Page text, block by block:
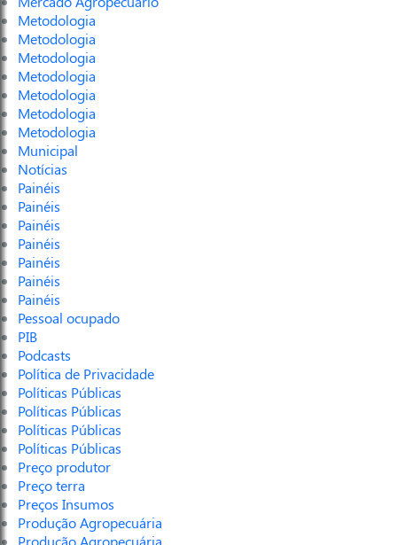
Metodologia
Metodologia
Metodologia
Metodologia
Metodologia
Metodologia
Metodologia
Municipal
Notícias
Painéis
Painéis
Painéis
Painéis
Painéis
Painéis
Painéis
Pessoal ocupado
PIB
Podcasts
Política de Privacidade
Políticas Públicas
Políticas Públicas
Políticas Públicas
Políticas Públicas
Preço produtor
Preço terra
Preços Insumos
Produção Agropecuária
Produção Agropecuária